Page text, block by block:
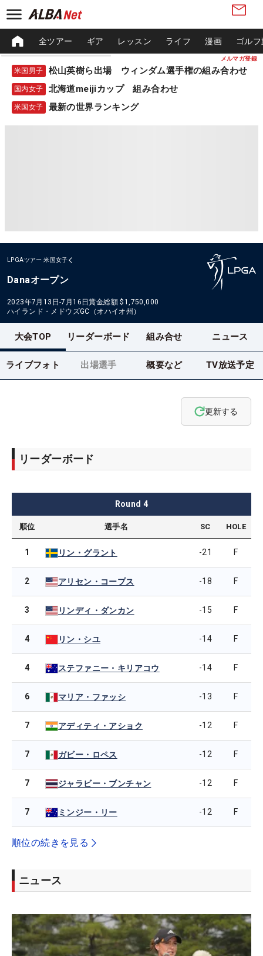
メルマガ登録
全ツアー ギア レッスン ライフ 漫画 ゴル
米国男子 松山英樹ら出場 ウィンダム選手権の組み合わせ
国内女子 北海道meijiカップ 組み合わせ
米国女子 最新の世界ランキング
LPGAツアー 米国女子
Danaオープン
2023年7月13日-7月16日賞金総額 $1,750,000
ハイランド・メドウズGC（オハイオ州）
大会TOP リーダーボード 組み合せ ニュース
ライブフォト 出場選手 概要など TV放送予定
更新する
リーダーボード
Round 4
順位 選手名 SC HOLE
1 リン・グラント -21 F
2 アリセン・コープス -18 F
3 リンディ・ダンカン -15 F
4 リン・シユ -14 F
4 ステファニー・キリアコウ -14 F
6 マリア・ファッシ -13 F
7 アディティ・アショク -12 F
7 ガビー・ロペス -12 F
7 ジャラビー・ブンチャン -12 F
7 ミンジー・リー -12 F
順位の続きを見る
ニュース